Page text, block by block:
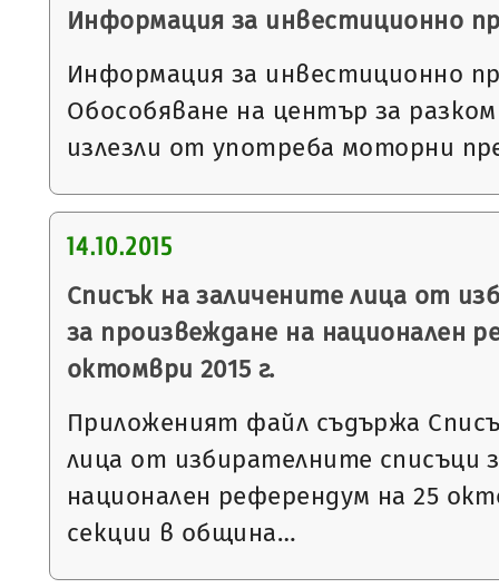
Информация за инвестиционно
Информация за инвестиционно
Обособяване на център за
излезли от употреба моторни
14.10.2015
Списък на заличените лица от
за произвеждане на национален
октомври 2015 г.
Приложеният файл съдържа
лица от избирателните списъци
национален референдум на 25
секции в община…